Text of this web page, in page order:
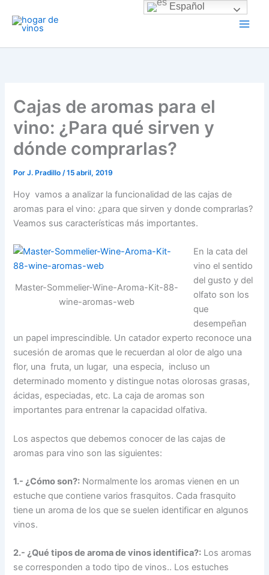
contenido
Cajas de aromas para el
vino: ¿Para qué sirven y
dónde comprarlas?
PorJ. Pradillo/15 abril, 2019
Hoy vamos a analizar la funcionalidad de las cajas de
aromas para el vino: ¿para que sirven y donde comprarlas?
Veamos sus características más importantes.
Master-Sommelier-Wine-Aroma-Kit-88-
wine-aromas-web
En la cata del
vino el sentido
del gusto y del
olfato son los
que
desempeñan
un papel imprescindible. Un catador experto reconoce una
sucesión de aromas que le recuerdan al olor de algo una
flor, una fruta, un lugar, una especia, incluso un
determinado momento y distingue notas olorosas grasas,
ácidas, especiadas, etc. La caja de aromas son
importantes para entrenar la capacidad olfativa.
Los aspectos que debemos conocer de las cajas de
aromas para vino son las siguientes:
1.- ¿Cómo son?: Normalmente los aromas vienen en un
estuche que contiene varios frasquitos. Cada frasquito
tiene un aroma de los que se suelen identificar en algunos
vinos.
2.- ¿Qué tipos de aroma de vinos identifica?: Los aromas
se corresponden a todo tipo de vinos.. Los estuches
Español